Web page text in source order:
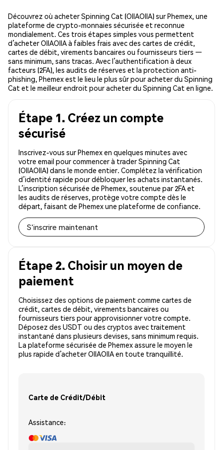
Découvrez où acheter Spinning Cat (OIIAOIIA) sur Phemex, une
plateforme de crypto-monnaies sécurisée et reconnue
mondialement. Ces trois étapes simples vous permettent
d’acheter OIIAOIIA à faibles frais avec des cartes de crédit,
cartes de débit, virements bancaires ou fournisseurs tiers —
sans minimum, sans tracas. Avec l’authentification à deux
facteurs (2FA), les audits de réserves et la protection anti-
phishing, Phemex est le lieu le plus sûr pour acheter du Spinning
Cat et le meilleur endroit pour acheter du Spinning Cat en ligne.
Étape 1. Créez un compte
sécurisé
Inscrivez-vous sur Phemex en quelques minutes avec
votre email pour commencer à trader Spinning Cat
(OIIAOIIA) dans le monde entier. Complétez la vérification
d’identité rapide pour débloquer les achats instantanés.
L’inscription sécurisée de Phemex, soutenue par 2FA et
les audits de réserves, protège votre compte dès le
départ, faisant de Phemex une plateforme de confiance.
S'inscrire maintenant
Étape 2. Choisir un moyen de
paiement
Choisissez des options de paiement comme cartes de
crédit, cartes de débit, virements bancaires ou
fournisseurs tiers pour approvisionner votre compte.
Déposez des USDT ou des cryptos avec traitement
instantané dans plusieurs devises, sans minimum requis.
La plateforme sécurisée de Phemex assure le moyen le
plus rapide d’acheter OIIAOIIA en toute tranquillité.
Carte de Crédit/Débit
Assistance: